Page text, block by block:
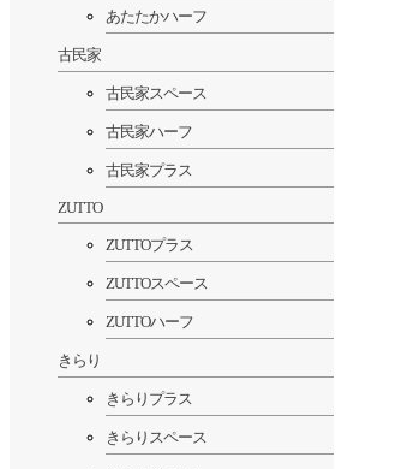
あたたかハーフ
古民家
古民家スペース
古民家ハーフ
古民家プラス
ZUTTO
ZUTTOプラス
ZUTTOスペース
ZUTTOハーフ
きらり
きらりプラス
きらりスペース